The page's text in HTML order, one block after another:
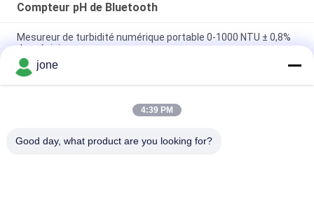
Compteur pH de Bluetooth
Mesureur de turbidité numérique portable 0-1000 NTU ± 0,8%
de précision
Portable Digital Turbidity Meter 0-1000 NTU Automatic
Calibration
Mètre de pH Bluetooth pour l'aquaculture avec test du nitrite
jone
4:39 PM
Good day, what product are you looking for?